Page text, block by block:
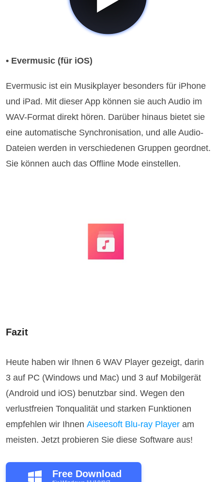
• Evermusic (für iOS)
Evermusic ist ein Musikplayer besonders für iPhone
und iPad. Mit dieser App können sie auch Audio im
WAV-Format direkt hören. Darüber hinaus bietet sie
eine automatische Synchronisation, und alle Audio-
Dateien werden in verschiedenen Gruppen geordnet.
Sie können auch das Offline Mode einstellen.
Fazit
Heute haben wir Ihnen 6 WAV Player gezeigt, darin
3 auf PC (Windows und Mac) und 3 auf Mobilgerät
(Android und iOS) benutzbar sind. Wegen den
verlustfreien Tonqualität und starken Funktionen
empfehlen wir IhnenAiseesoft Blu-ray Player am
meisten. Jetzt probieren Sie diese Software aus!
Free Download